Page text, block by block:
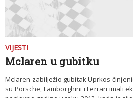
VIJESTI
Mclaren u gubitku
Mclaren zabilježio gubitak Uprkos
su Porsche, Lamborghini i Ferrari imali